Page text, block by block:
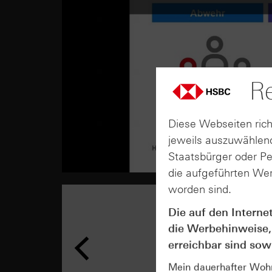
Diese Webseiten
jeweils
Staatsbürger oder
die aufgeführten
worden sind.
Die auf den
die
erreichbar sind
Mein dauerhafter